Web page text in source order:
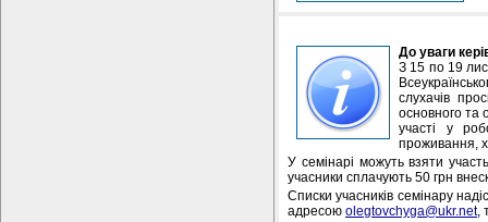
До уваги
З 15 по 19
слухачів
основного та
участі у
проживання,
У семінарі можуть взяти
учасники сплачують 50 грн
Списки учасників семінару
адресою olegtovchyga@ukr.net,